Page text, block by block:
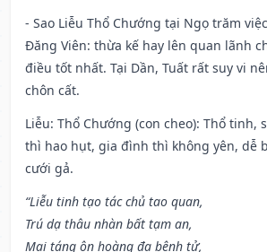
- Sao Liễu Thổ Chướng tại Ngọ trăm
Đăng Viên: thừa kế hay lên quan lãnh
điều tốt nhất. Tại Dần, Tuất rất suy vi
chôn cất.
Liễu: Thổ Chướng (con cheo): Thổ tinh,
thì hao hụt, gia đình thì không yên, dễ
cưới gả.
“Liễu tinh tạo tác chủ tao quan,
Trú dạ thâu nhàn bất tạm an,
Mai táng ôn hoàng đa bệnh tử,